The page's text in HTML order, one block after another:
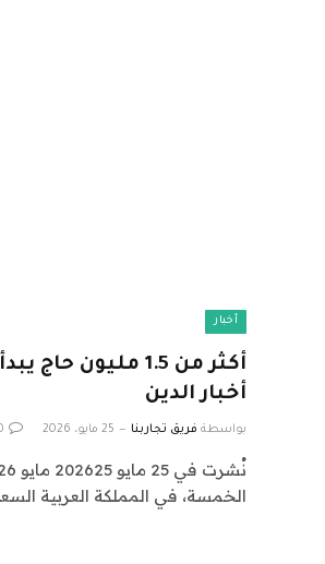
أخبار
أكثر من 1.5
أخبار الدين
بواسطة فريق تجاربنا 25 مايو، 2026
الخمسة، في المملكة العربية